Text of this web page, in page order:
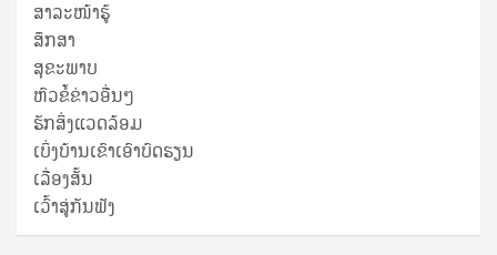
ສາລະໜ້າຮູ້
ສຶກສາ
ສຸ​ຂະ​ພາບ
ຫົວຂໍ້ຂ່າວອື່ນໆ
ຮັກສິ່ງແວດລ້ອມ
ເບິ່ງບ້ານເຂົາເອົາບົດຮຽນ
ເລື່ອງສັ້ນ
ເວົ້າສູ່ກັນຟັງ